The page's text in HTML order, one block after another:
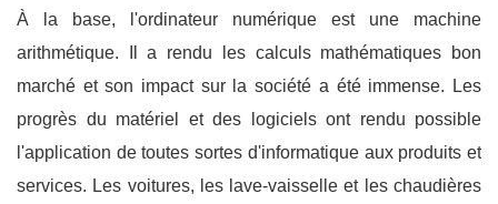
À la base, l'ordinateur numérique est une machine
arithmétique. Il a rendu les calculs mathématiques bon
marché et son impact sur la société a été immense. Les
progrès du matériel et des logiciels ont rendu possible
l'application de toutes sortes d'informatique aux produits et
services. Les voitures, les lave-vaisselle et les chaudières